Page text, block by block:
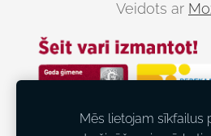
Veidots ar
Mēs lietojam sīkfailus